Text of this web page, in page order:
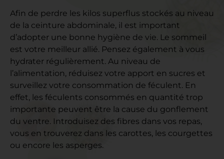
Afin de perdre les kilos superflus stockés au niveau
de la ceinture abdominale, il est important
d’adopter une bonne hygiène de vie. Le sommeil
est votre meilleur allié. Pensez également à vous
hydrater régulièrement. Au niveau de
l’alimentation, réduisez votre apport en sucres et
surveillez votre consommation de féculent. En
effet, les féculents consommés en quantité trop
importante peuvent être la cause du gonflement
du ventre. Introduisez des fibres dans vos repas,
vous en trouverez dans les carottes, les courgettes
ou encore les asperges.